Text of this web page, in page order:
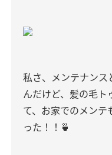
私さ、メンテナンス
んだけど、髪の毛ト
て、お家でのメンテ
った！！🍵